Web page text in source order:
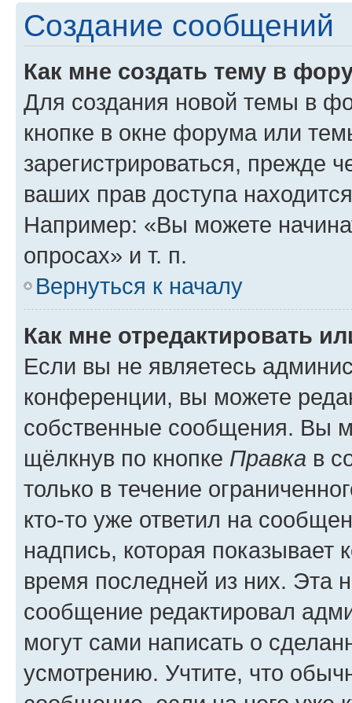
Создание сообщений
Как мне создать тему в
Для создания новой темы в
кнопке в окне форума или
зарегистрироваться, прежде
ваших прав доступа
Например: «Вы можете
опросах» и т. п.
Вернуться к началу
Как мне отредактировать
Если вы не являетесь
конференции, вы можете
собственные сообщения. Вы
щёлкнув по кнопке Правка в
только в течение
кто-то уже ответил на
надпись, которая показывает
время последней из них. Эта
сообщение редактировал
могут сами написать о
усмотрению. Учтите, что